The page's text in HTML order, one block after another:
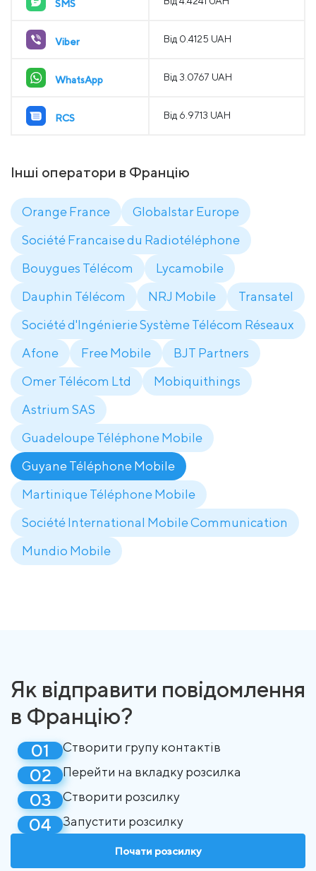
SMS
Viber Від 0.4125 UAH
WhatsApp Від 3.0767 UAH
RCS Від 6.9713 UAH
Інші оператори в Францію
Orange France
Globalstar Europe
Société Francaise du Radiotéléphone
Bouygues Télécom
Lycamobile
Dauphin Télécom
NRJ Mobile
Transatel
Société d'Ingénierie Système Télécom Réseaux
Afone
Free Mobile
BJT Partners
Omer Télécom Ltd
Mobiquithings
Astrium SAS
Guadeloupe Téléphone Mobile
Guyane Téléphone Mobile
Martinique Téléphone Mobile
Société International Mobile Communication
Mundio Mobile
Як відправити повідомлення
в Францію?
Створити групу контактів
Перейти на вкладку розсилка
Створити розсилку
Запустити розсилку
Почати розсилку